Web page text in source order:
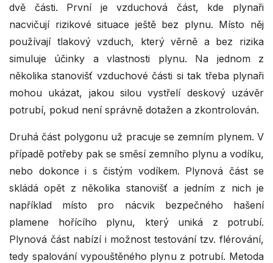
dvě části. První je vzduchová část, kde plynaři
nacvičují rizikové situace ještě bez plynu. Místo něj
používají tlakový vzduch, který věrně a bez rizika
simuluje účinky a vlastnosti plynu. Na jednom z
několika stanovišť vzduchové části si tak třeba plynaři
mohou ukázat, jakou silou vystřelí deskový uzávěr
potrubí, pokud není správně dotažen a zkontrolován.
Druhá část polygonu už pracuje se zemním plynem. V
případě potřeby pak se směsí zemního plynu a vodíku,
nebo dokonce i s čistým vodíkem. Plynová část se
skládá opět z několika stanovišť a jedním z nich je
například místo pro nácvik bezpečného hašení
plamene hořícího plynu, který uniká z potrubí.
Plynová část nabízí i možnost testování tzv. flérování,
tedy spalování vypouštěného plynu z potrubí. Metoda